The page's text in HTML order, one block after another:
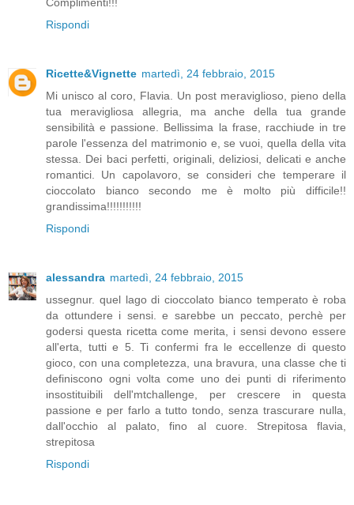
Rispondi
Ricette&Vignette martedì, 24 febbraio, 2015
Mi unisco al coro, Flavia. Un post meraviglioso, pieno della
tua meravigliosa allegria, ma anche della tua grande
sensibilità e passione. Bellissima la frase, racchiude in tre
parole l'essenza del matrimonio e, se vuoi, quella della vita
stessa. Dei baci perfetti, originali, deliziosi, delicati e anche
romantici. Un capolavoro, se consideri che temperare il
cioccolato bianco secondo me è molto più difficile!!
grandissima!!!!!!!!!!!
Rispondi
alessandra martedì, 24 febbraio, 2015
ussegnur. quel lago di cioccolato bianco temperato è roba
da ottundere i sensi. e sarebbe un peccato, perchè per
godersi questa ricetta come merita, i sensi devono essere
all'erta, tutti e 5. Ti confermi fra le eccellenze di questo
gioco, con una completezza, una bravura, una classe che ti
definiscono ogni volta come uno dei punti di riferimento
insostituibili dell'mtchallenge, per crescere in questa
passione e per farlo a tutto tondo, senza trascurare nulla,
dall'occhio al palato, fino al cuore. Strepitosa flavia,
strepitosa
Rispondi